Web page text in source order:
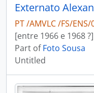
Externato
PT /AMVLC /FS/
[entre 1966 e 1968 ?]
Part ofFoto Sousa
Untitled